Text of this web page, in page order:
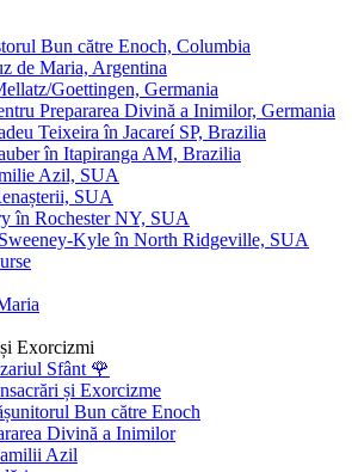
Bun către Enoch, Columbia
de Maria, Argentina
Goettingen, Germania
Prepararea Divină a Inimilor, Germania
Teixeira în Jacareí SP, Brazilia
în Itapiranga AM, Brazilia
Azil, SUA
SUA
în Rochester NY, SUA
Kyle în North Ridgeville, SUA
Exorcizmi
Sfânt 🌹
și Exorcizme
Bun către Enoch
Divină a Inimilor
Azil